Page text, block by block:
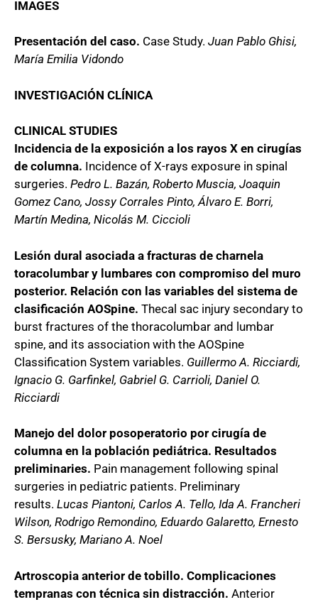
IMAGES
Presentación del caso. Case Study. Juan Pablo Ghisi,
María Emilia Vidondo
INVESTIGACIÓN CLÍNICA
CLINICAL STUDIES
Incidencia de la exposición a los rayos X en cirugías
de columna. Incidence of X-rays exposure in spinal
surgeries. Pedro L. Bazán, Roberto Muscia, Joaquin
Gomez Cano, Jossy Corrales Pinto, Álvaro E. Borri,
Martín Medina, Nicolás M. Ciccioli
Lesión dural asociada a fracturas de charnela
toracolumbar y lumbares con compromiso del muro
posterior. Relación con las variables del sistema de
clasificación AOSpine. Thecal sac injury secondary to
burst fractures of the thoracolumbar and lumbar
spine, and its association with the AOSpine
Classification System variables. Guillermo A. Ricciardi,
Ignacio G. Garfinkel, Gabriel G. Carrioli, Daniel O.
Ricciardi
Manejo del dolor posoperatorio por cirugía de
columna en la población pediátrica. Resultados
preliminaries. Pain management following spinal
surgeries in pediatric patients. Preliminary
results. Lucas Piantoni, Carlos A. Tello, Ida A. Francheri
Wilson, Rodrigo Remondino, Eduardo Galaretto, Ernesto
S. Bersusky, Mariano A. Noel
Artroscopia anterior de tobillo. Complicaciones
tempranas con técnica sin distracción. Anterior